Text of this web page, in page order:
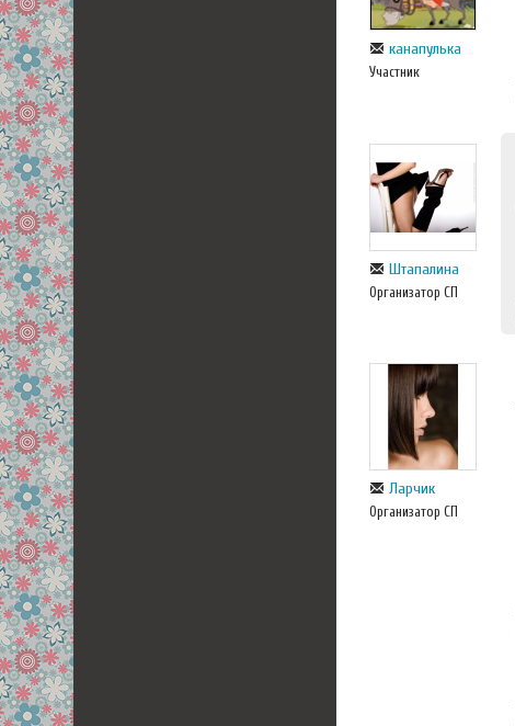
канапулька
Участник
Штапалина
Организатор СП
Ларчик
Организатор СП